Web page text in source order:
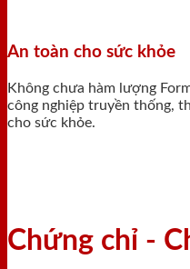
An toàn cho sức khỏe
Không chưa hàm lượng
công nghiệp truyền thống,
cho sức khỏe.
Chứng chỉ -